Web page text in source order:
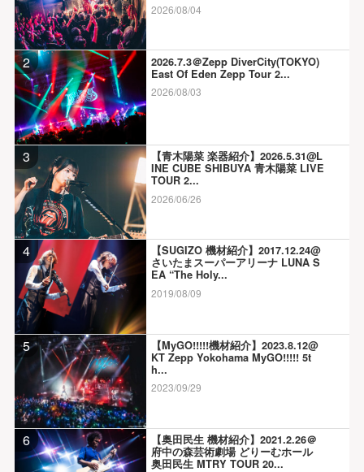
2026/08/04
2
2026.7.3＠Zepp DiverCity(TOKYO)
East Of Eden Zepp Tour 2...
2026/08/03
3
【青木陽菜 楽器紹介】2026.5.31@L
INE CUBE SHIBUYA 青木陽菜 LIVE
TOUR 2...
2026/06/26
4
【SUGIZO 機材紹介】2017.12.24@
さいたまスーパーアリーナ LUNA S
EA “The Holy...
2019/08/09
5
【MyGO!!!!!機材紹介】2023.8.12@
KT Zepp Yokohama MyGO!!!!! 5t
h...
2023/09/29
6
【奥田民生 機材紹介】2021.2.26＠
府中の森芸術劇場 どりーむホール
奥田民生 MTRY TOUR 20...